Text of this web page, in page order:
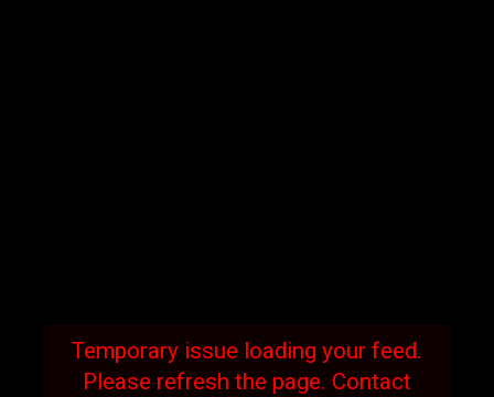
Temporary issue loading your feed.
Please refresh the page. Contact